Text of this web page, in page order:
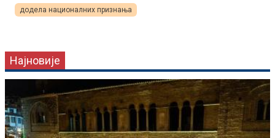
додела националних признања
Најновије